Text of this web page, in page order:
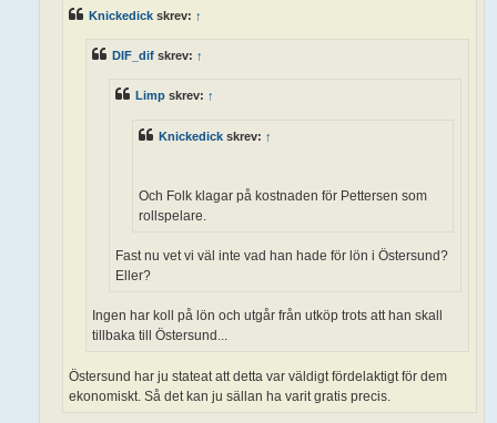
Knickedick skrev: ↑
DIF_dif skrev: ↑
Limp skrev: ↑
Knickedick skrev: ↑
Och Folk klagar på kostnaden för Pettersen som
rollspelare.
Fast nu vet vi väl inte vad han hade för lön i Östersund?
Eller?
Ingen har koll på lön och utgår från utköp trots att han skall
tillbaka till Östersund...
Östersund har ju stateat att detta var väldigt fördelaktigt för dem
ekonomiskt. Så det kan ju sällan ha varit gratis precis.